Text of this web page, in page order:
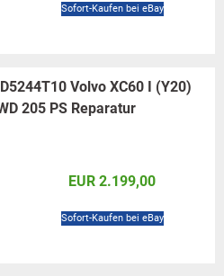
Sofort-Kaufen bei eBay
Volvo XC60 I (Y20)
205 PS Reparatur
EUR 2.199,00
Sofort-Kaufen bei eBay